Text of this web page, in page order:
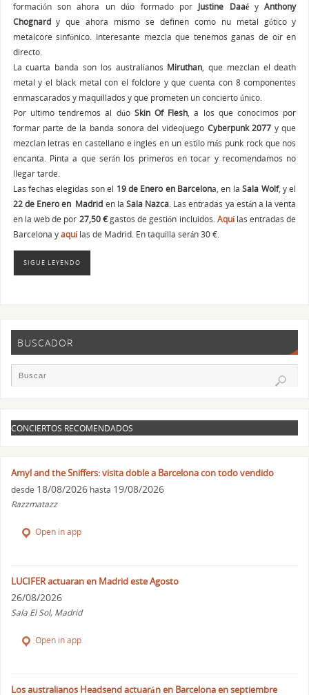
formación son ahora un dúo formado por Justine DaaéyAnthony
Chognardy que ahora mismo se definen como nu metal gótico y
metalcore sinfónico. Interesante mezcla que tenemos ganas de oír en
directo.
La cuarta banda son los australianos Miruthan, que mezclan el death
metal y el black metal con el folclore y que cuenta con 8 componentes
enmascarados y maquillados y que prometen un concierto único.
Por ultimo tendremos al dúo Skin Of Flesh, a los que conocimos por
formar parte de la banda sonora del videojuego Cyberpunk 2077 y que
mezclan letras en castellano e ingles en un estilo más punk rock que nos
encanta. Pinta a que serán los primeros en tocar y recomendamos no
llegar tarde.
Las fechas elegidas son el 19 de Enero en Barcelona, en la Sala Wolf, y el
22 de Enero en Madrid en la Sala Nazca. Las entradas ya están a la venta
en la web de por 27,50 €gastos de gestión incluidos.Aquílas entradas de
Barcelona y aquílas de Madrid. En taquilla serán 30 €.
SIGUE LEYENDO
BUSCADOR
CONCIERTOS RECOMENDADOS
Amyl and the Sniffers: visita doble a Barcelona con todo vendido
desde 18/08/2026 hasta 19/08/2026
Razzmatazz
Open in app
LUCIFER actuaran en Madrid este Agosto
26/08/2026
Sala El Sol, Madrid
Open in app
Los australianos Headsend actuarán en Barcelona en septiembre